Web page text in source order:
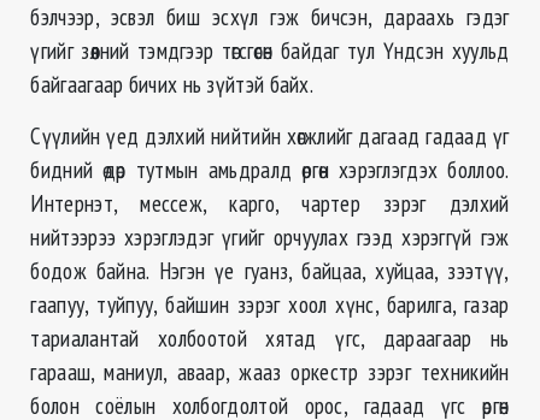
бэлчээр, эсвэл биш эсхүл гэж бичсэн, дараахь гэдэг
үгийг зөөлний тэмдгээр төгсгөсөн байдаг тул Үндсэн хуульд
байгаагаар бичих нь зүйтэй байх.
Сүүлийн үед дэлхий нийтийн хөгжлийг дагаад гадаад үг
бидний өдөр тутмын амьдралд өргөн хэрэглэгдэх боллоо.
Интернэт, мессеж, карго, чартер зэрэг дэлхий
нийтээрээ хэрэглэдэг үгийг орчуулах гээд хэрэггүй гэж
бодож байна. Нэгэн үе гуанз, байцаа, хуйцаа, зээтүү,
гаапуу, туйпуу, байшин зэрэг хоол хүнс, барилга, газар
тариалантай холбоотой хятад үгс, дараагаар нь
гарааш, маниул, аваар, жааз оркестр зэрэг техникийн
болон соёлын холбогдолтой орос, гадаад үгс өргөн